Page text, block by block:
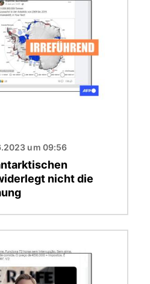
um 09:56
nicht die